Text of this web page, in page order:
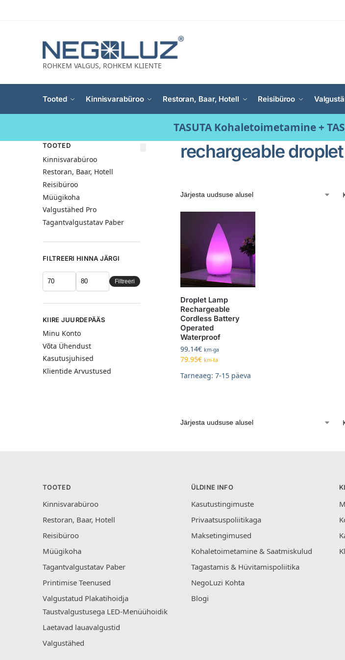
ROHKEM VALGUS, ROHKEM KLIENTE
Tooted Kinnisvarabüroo Restoran, Baar, Hotell Reisibüroo
TASUTA Kohaletoimetamine +
rechargeable
Droplet Lamp
Rechargeable
Cordless Battery
Operated
Waterproof
99.14€ km-ga
79.95€ km-ta
Tarneaeg: 7-15 päeva
TOOTED
Kinnisvarabüroo
Restoran, Baar, Hotell
Reisibüroo
Müügikoha
Valgustähed Pro
Tagantvalgustatav Paber
FILTREERI HINNA JÄRGI
Filtreeri
KIIRE JUURDEPÄÄS
Minu Konto
Võta Ühendust
Kasutusjuhised
Klientide Arvustused
TOOTED
Kinnisvarabüroo
Restoran, Baar, Hotell
Reisibüroo
Müügikoha
Tagantvalgustatav Paber
Printimise Teenused
Valgustatud Plakatihoidja
Taustvalgustusega LED-Menüühoidik
Laetavad lauavalgustid
Valgustähed
ÜLDINE INFO
Kasutustingimuste
Privaatsuspoliitikaga
Maksetingimused
Kohaletoimetamine & Saatmiskulud
Tagastamis & Hüvitamispoliitika
NegoLuzi Kohta
Blogi